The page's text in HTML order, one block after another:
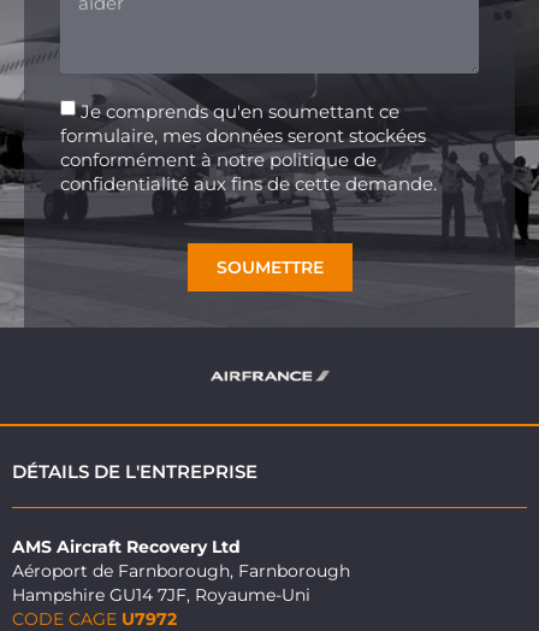
Je comprends qu'en soumettant ce
formulaire, mes données seront stockées
conformément à notre politique de
confidentialité aux fins de cette demande.
SOUMETTRE
DÉTAILS DE L'ENTREPRISE
AMS Aircraft Recovery Ltd
Aéroport de Farnborough, Farnborough
Hampshire GU14 7JF, Royaume-Uni
CODE CAGE U7972